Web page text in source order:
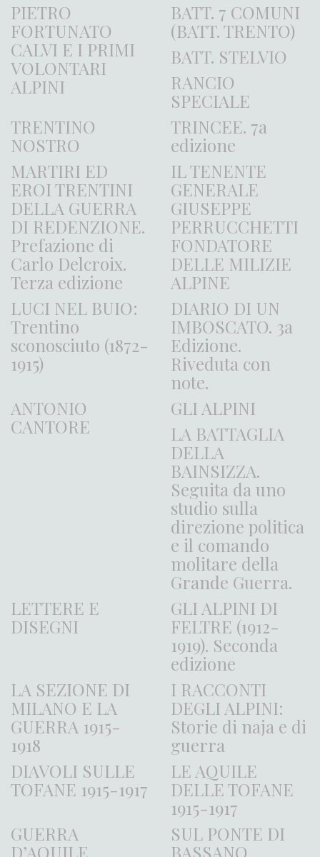
PIETRO
FORTUNATO
CALVI E I PRIMI
VOLONTARI
ALPINI
BATT. 7 COMUNI
(BATT. TRENTO)
BATT. STELVIO
RANCIO
SPECIALE
TRENTINO
NOSTRO
TRINCEE. 7a
edizione
MARTIRI ED
EROI TRENTINI
DELLA GUERRA
DI REDENZIONE.
Prefazione di
Carlo Delcroix.
Terza edizione
IL TENENTE
GENERALE
GIUSEPPE
PERRUCCHETTI
FONDATORE
DELLE MILIZIE
ALPINE
LUCI NEL BUIO:
Trentino
sconosciuto (1872-
1915)
DIARIO DI UN
IMBOSCATO. 3a
Edizione.
Riveduta con
note.
ANTONIO
CANTORE
GLI ALPINI
LA BATTAGLIA
DELLA
BAINSIZZA.
Seguita da uno
studio sulla
direzione politica
e il comando
molitare della
Grande Guerra.
LETTERE E
DISEGNI
GLI ALPINI DI
FELTRE (1912-
1919). Seconda
edizione
LA SEZIONE DI
MILANO E LA
GUERRA 1915-
1918
I RACCONTI
DEGLI ALPINI:
Storie di naja e di
guerra
DIAVOLI SULLE
TOFANE 1915-1917
LE AQUILE
DELLE TOFANE
1915-1917
GUERRA
D’AQUILE.
SUL PONTE DI
BASSANO